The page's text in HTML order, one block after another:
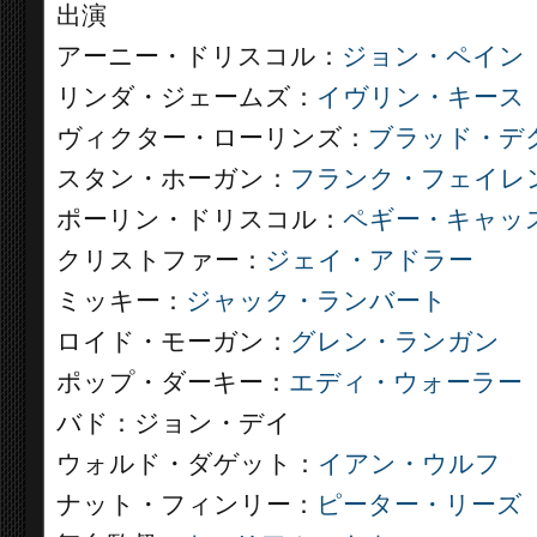
出演
アーニー・ドリスコル： ジョン・ペイン
リンダ・ジェームズ： イヴリン・キース
ヴィクター・ローリンズ： ブラッド・デ
スタン・ホーガン： フランク・フェイレ
ポーリン・ドリスコル： ペギー・キャッ
クリストファー： ジェイ・アドラー
ミッキー： ジャック・ランバート
ロイド・モーガン： グレン・ランガン
ポップ・ダーキー： エディ・ウォーラー
バド：ジョン・デイ
ウォルド・ダゲット： イアン・ウルフ
ナット・フィンリー： ピーター・リーズ